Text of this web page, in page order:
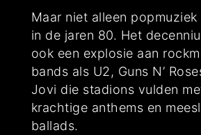
Maar niet alleen
in de jaren 80. Het
ook een explosie aan
bands als U2, Guns N’
Jovi die stadions vulden
krachtige anthems en
ballads.